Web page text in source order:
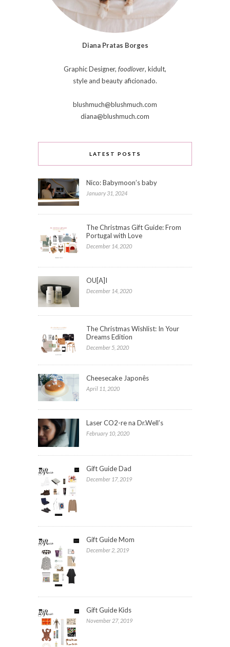
Diana Pratas Borges
Graphic Designer, foodlover, kidult,
style and beauty aficionado.
blushmuch@blushmuch.com
diana@blushmuch.com
LATEST POSTS
Nico: Babymoon’s baby
January 31, 2024
The Christmas Gift Guide: From
Portugal with Love
December 14, 2020
OU[A]I
December 14, 2020
The Christmas Wishlist: In Your
Dreams Edition
December 5, 2020
Cheesecake Japonês
April 11, 2020
Laser CO2-re na Dr.Well’s
February 10, 2020
Gift Guide Dad
December 17, 2019
Gift Guide Mom
December 2, 2019
Gift Guide Kids
November 27, 2019